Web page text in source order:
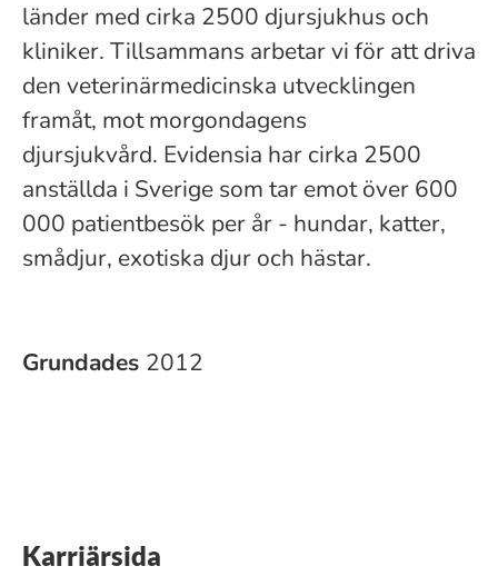
länder med cirka 2500 djursjukhus och
kliniker. Tillsammans arbetar vi för att driva
den veterinärmedicinska utvecklingen
framåt, mot morgondagens
djursjukvård. Evidensia har cirka 2500
anställda i Sverige som tar emot över 600
000 patientbesök per år - hundar, katter,
smådjur, exotiska djur och hästar.
Grundades 2012
Karriärsida